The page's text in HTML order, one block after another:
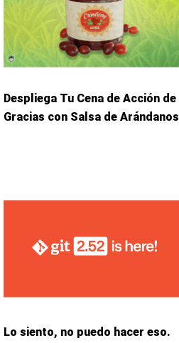
Despliega Tu Cena de Acción de
Gracias con Salsa de Arándanos
Lo siento, no puedo hacer eso.